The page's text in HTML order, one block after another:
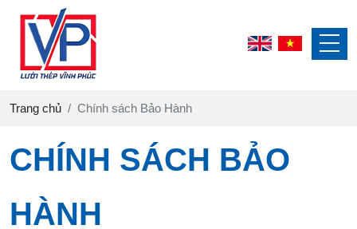
Trang chủ Chính sách Bảo Hành
CHÍNH SÁCH BẢO
HÀNH